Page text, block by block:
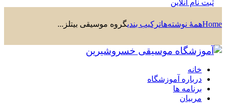
ثبت نام آنلاین
Homeهمهٔ نوشته‌هاترکیب بندیگروه‌ موسیقی بیتلز...
خانه
درباره آموزشگاه
برنامه ها
مربیان